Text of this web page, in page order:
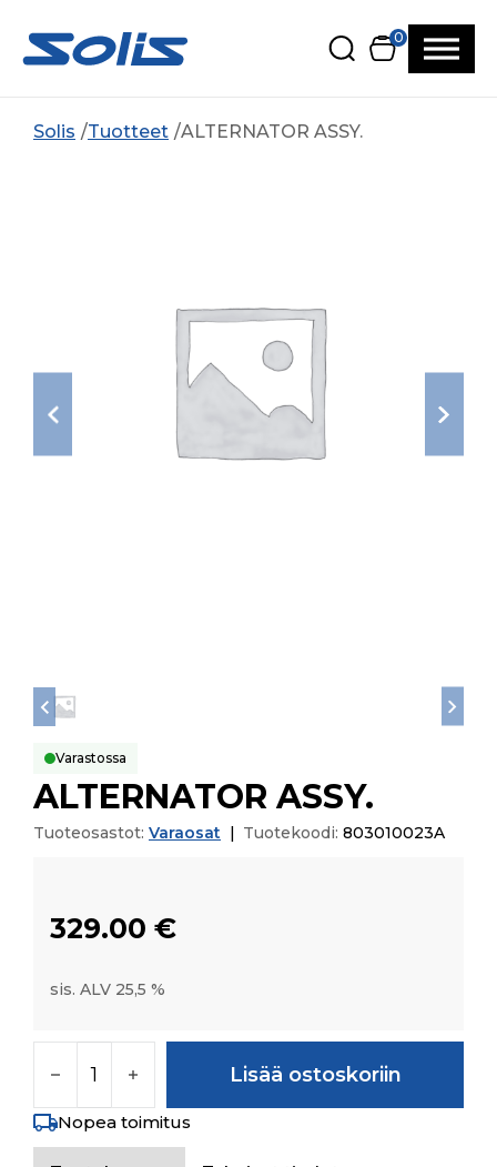
0
Solis Tuotteet ALTERNATOR ASSY.
Varastossa
ALTERNATOR ASSY.
Tuoteosastot: Varaosat Tuotekoodi: 803010023A
329.00 €
sis. ALV 25,5 %
Lisää ostoskoriin
Nopea toimitus